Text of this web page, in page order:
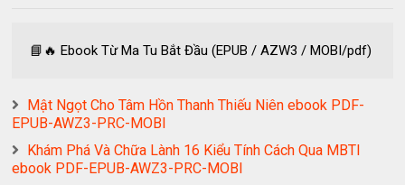
📘🔥 Ebook Từ Ma Tu Bắt Đầu (EPUB / AZW3 / MOBI/pdf)
Mật Ngọt Cho Tâm Hồn Thanh Thiếu Niên ebook PDF-
EPUB-AWZ3-PRC-MOBI
Khám Phá Và Chữa Lành 16 Kiểu Tính Cách Qua MBTI
ebook PDF-EPUB-AWZ3-PRC-MOBI